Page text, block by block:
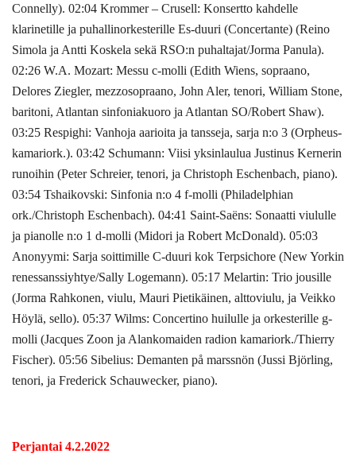
Connelly). 02:04 Krommer – Crusell: Konsertto kahdelle
klarinetille ja puhallinorkesterille Es-duuri (Concertante) (Reino
Simola ja Antti Koskela sekä RSO:n puhaltajat/Jorma Panula).
02:26 W.A. Mozart: Messu c-molli (Edith Wiens, sopraano,
Delores Ziegler, mezzosopraano, John Aler, tenori, William Stone,
baritoni, Atlantan sinfoniakuoro ja Atlantan SO/Robert Shaw).
03:25 Respighi: Vanhoja aarioita ja tansseja, sarja n:o 3 (Orpheus-
kamariork.). 03:42 Schumann: Viisi yksinlaulua Justinus Kernerin
runoihin (Peter Schreier, tenori, ja Christoph Eschenbach, piano).
03:54 Tshaikovski: Sinfonia n:o 4 f-molli (Philadelphian
ork./Christoph Eschenbach). 04:41 Saint-Saëns: Sonaatti viululle
ja pianolle n:o 1 d-molli (Midori ja Robert McDonald). 05:03
Anonyymi: Sarja soittimille C-duuri kok Terpsichore (New Yorkin
renessanssiyhtye/Sally Logemann). 05:17 Melartin: Trio jousille
(Jorma Rahkonen, viulu, Mauri Pietikäinen, alttoviulu, ja Veikko
Höylä, sello). 05:37 Wilms: Concertino huilulle ja orkesterille g-
molli (Jacques Zoon ja Alankomaiden radion kamariork./Thierry
Fischer). 05:56 Sibelius: Demanten på marssnön (Jussi Björling,
tenori, ja Frederick Schauwecker, piano).
Perjantai 4.2.2022